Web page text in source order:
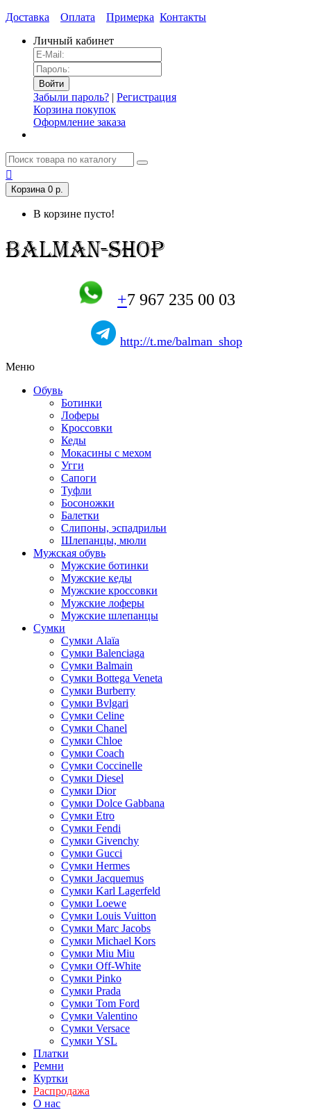
Доставка Оплата Примерка Контакты
Личный кабинет
Забыли пароль? | Регистрация
Корзина покупок
Оформление заказа
Корзина 0 р.
В корзине пусто!
+7 967 235 00 03
http://t.me/balman_shop
Меню
Обувь
Ботинки
Лоферы
Кроссовки
Кеды
Мокасины с мехом
Угги
Сапоги
Туфли
Босоножки
Балетки
Слипоны, эспадрильи
Шлепанцы, мюли
Мужская обувь
Мужские ботинки
Мужские кеды
Мужские кроссовки
Мужские лоферы
Мужские шлепанцы
Сумки
Cумки Alaïa
Сумки Balenciaga
Сумки Balmain
Сумки Bottega Veneta
Сумки Burberry
Сумки Bvlgari
Сумки Celine
Сумки Chanel
Сумки Chloe
Сумки Coach
Сумки Coccinelle
Сумки Diesel
Сумки Dior
Сумки Dolce Gabbana
Сумки Etro
Сумки Fendi
Сумки Givenchy
Сумки Gucci
Сумки Hermes
Сумки Jacquemus
Сумки Karl Lagerfeld
Сумки Loewe
Сумки Louis Vuitton
Сумки Marc Jacobs
Сумки Michael Kors
Сумки Miu Miu
Сумки Off-White
Сумки Pinko
Сумки Prada
Сумки Tom Ford
Cумки Valentino
Сумки Versace
Сумки YSL
Платки
Ремни
Куртки
Распродажа
О нас